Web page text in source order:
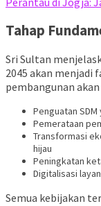
Tahap
Sri Sultan
2045 akan menjadi
pembangunan
Penguatan
Pemerataan
Transformasi
hijau
Peningkatan
Digitalisasi
Semua kebijakan